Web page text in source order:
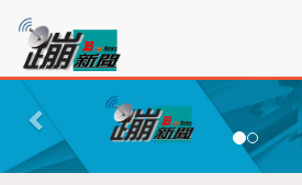
蹦
新
聞P
r
v